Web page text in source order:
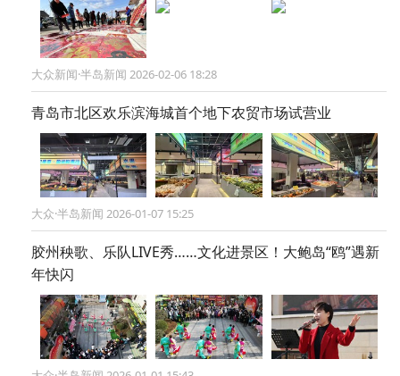
大众新闻·半岛新闻 2026-02-06 18:28
青岛市北区欢乐滨海城首个地下农贸市场试营业
大众·半岛新闻 2026-01-07 15:25
胶州秧歌、乐队LIVE秀……文化进景区！大鲍岛“鸥”遇新
年快闪